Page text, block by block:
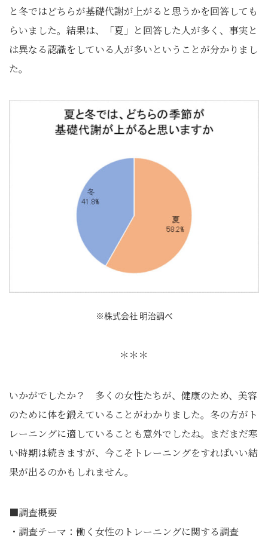
と冬ではどちらが基礎代謝が上がると思うかを回答しても
らいました。結果は、「夏」と回答した人が多く、事実と
は異なる認識をしている人が多いということが分かりまし
た。
※株式会社 明治調べ
＊＊＊
いかがでしたか？ 多くの女性たちが、健康のため、美容
のために体を鍛えていることがわかりました。冬の方がト
レーニングに適していることも意外でしたね。まだまだ寒
い時期は続きますが、今こそトレーニングをすればいい結
果が出るのかもしれません。
■調査概要
・調査テーマ：働く女性のトレーニングに関する調査